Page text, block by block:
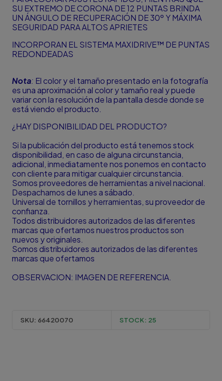
SU EXTREMO DE CORONA DE 12 PUNTAS BRINDA
UN ÁNGULO DE RECUPERACIÓN DE 30º Y MÁXIMA
SEGURIDAD PARA ALTOS APRIETES
INCORPORAN EL SISTEMA MAXIDRIVE™ DE PUNTAS
REDONDEADAS
Nota: El color y el tamaño presentado en la fotografía
es una aproximación al color y tamaño real y puede
variar con la resolución de la pantalla desde donde se
está viendo el producto.
¿HAY DISPONIBILIDAD DEL PRODUCTO?
Si la publicación del producto está tenemos stock
disponibilidad, en caso de alguna circunstancia,
adicional, inmediatamente nos ponemos en contacto
con cliente para mitigar cualquier circunstancia.
Somos proveedores de herramientas a nivel nacional.
Despachamos de lunes a sábado.
Universal de tornillos y herramientas, su proveedor de
confianza.
Todos distribuidores autorizados de las diferentes
marcas que ofertamos nuestros productos son
nuevos y originales.
Somos distribuidores autorizados de las diferentes
marcas que ofertamos
OBSERVACION: IMAGEN DE REFERENCIA.
SKU: 66420070 STOCK: 25